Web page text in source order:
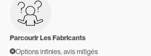
Parcourir Les Fabricants
Options infinies, avis mitigés